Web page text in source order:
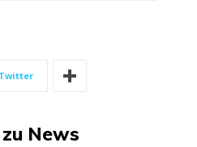
Twitter
News